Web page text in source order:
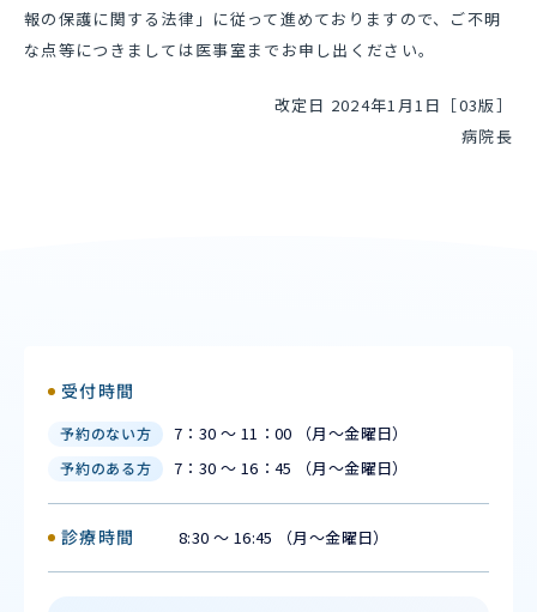
報の保護に関する法律」に従って進めておりますので、ご不明
な点等につきましては医事室までお申し出ください。
改定日 2024年1月1日［03版］
病院長
受付時間
予約のない方 7：30 ～ 11：00 （月〜金曜日）
予約のある方 7：30 ～ 16：45 （月〜金曜日）
診療時間 8:30 ～ 16:45 （月〜金曜日）